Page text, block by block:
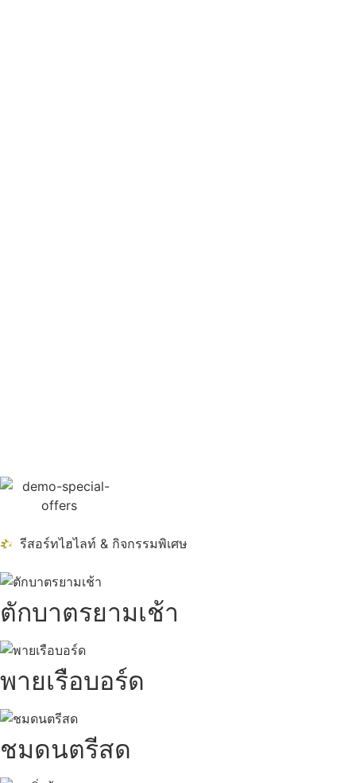
รีสอร์ทไฮไลท์ & กิจกรรมพิเศษ
ตักบาตรยามเช้า
พายเรือบอร์ด
ชมดนตรีสด